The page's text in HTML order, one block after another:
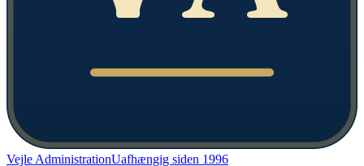
Vejle AdministrationUafhængig siden 1996